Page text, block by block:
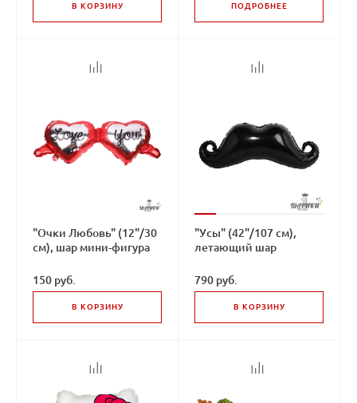
В КОРЗИНУ ПОДРОБНЕЕ
"Очки Любовь" (12"/30
см), шар мини-фигура
150 руб.
В КОРЗИНУ
"Усы" (42"/107 см),
летающий шар
790 руб.
В КОРЗИНУ